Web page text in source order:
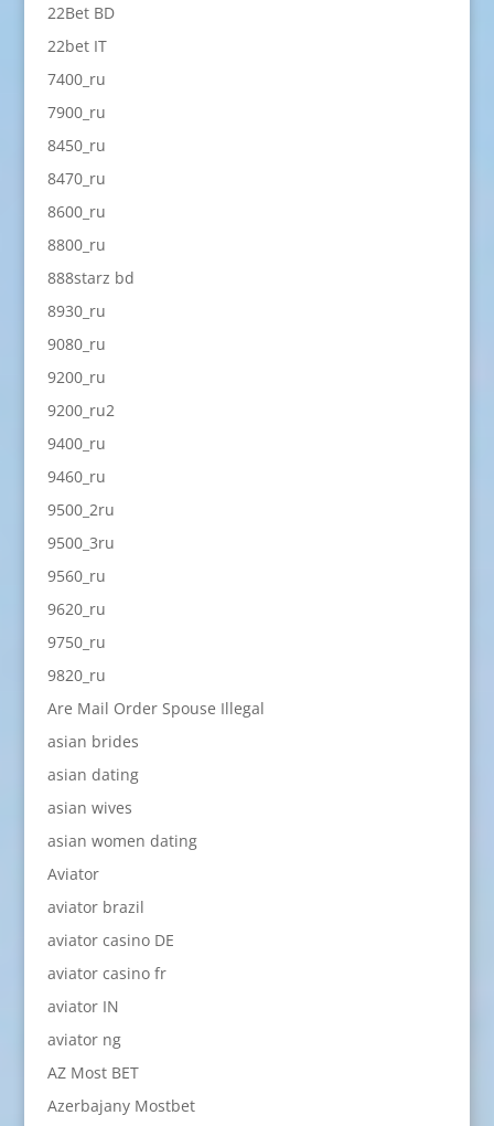
22Bet BD
22bet IT
7400_ru
7900_ru
8450_ru
8470_ru
8600_ru
8800_ru
888starz bd
8930_ru
9080_ru
9200_ru
9200_ru2
9400_ru
9460_ru
9500_2ru
9500_3ru
9560_ru
9620_ru
9750_ru
9820_ru
Are Mail Order Spouse Illegal
asian brides
asian dating
asian wives
asian women dating
Aviator
aviator brazil
aviator casino DE
aviator casino fr
aviator IN
aviator ng
AZ Most BET
Azerbajany Mostbet